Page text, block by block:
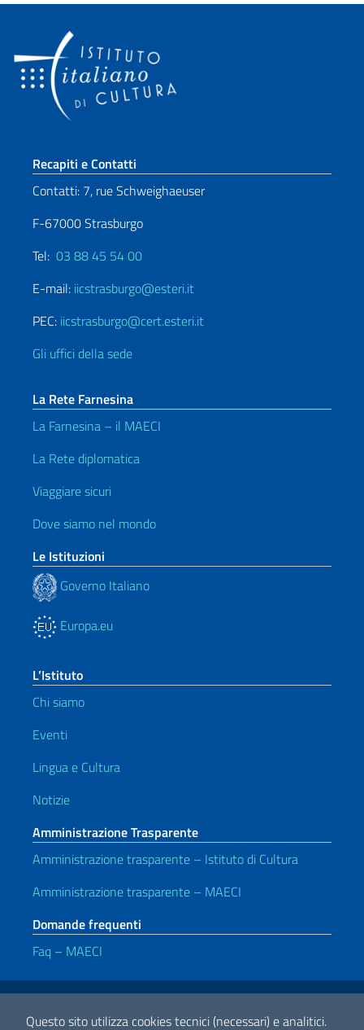
Questo sito utilizza cookies tecnici (necessari) e analitici.
Sezione footer
Recapiti e Contatti
Contatti: 7, rue Schweighaeuser
F-67000 Strasburgo
Tel: 03 88 45 54 00
E-mail: iicstrasburgo@esteri.it
PEC: iicstrasburgo@cert.esteri.it
Gli uffici della sede
La Rete Farnesina
La Farnesina – il MAECI
La Rete diplomatica
Viaggiare sicuri
Dove siamo nel mondo
Le Istituzioni
Governo Italiano
Europa.eu
L’Istituto
Chi siamo
Eventi
Lingua e Cultura
Notizie
Amministrazione Trasparente
Amministrazione trasparente – Istituto di Cultura
Amministrazione trasparente – MAECI
Domande frequenti
Faq – MAECI
Link Utili